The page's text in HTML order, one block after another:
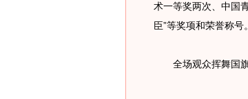
术一等奖两次、中国
臣”等奖项和荣誉称号。
全场观众挥舞国旗